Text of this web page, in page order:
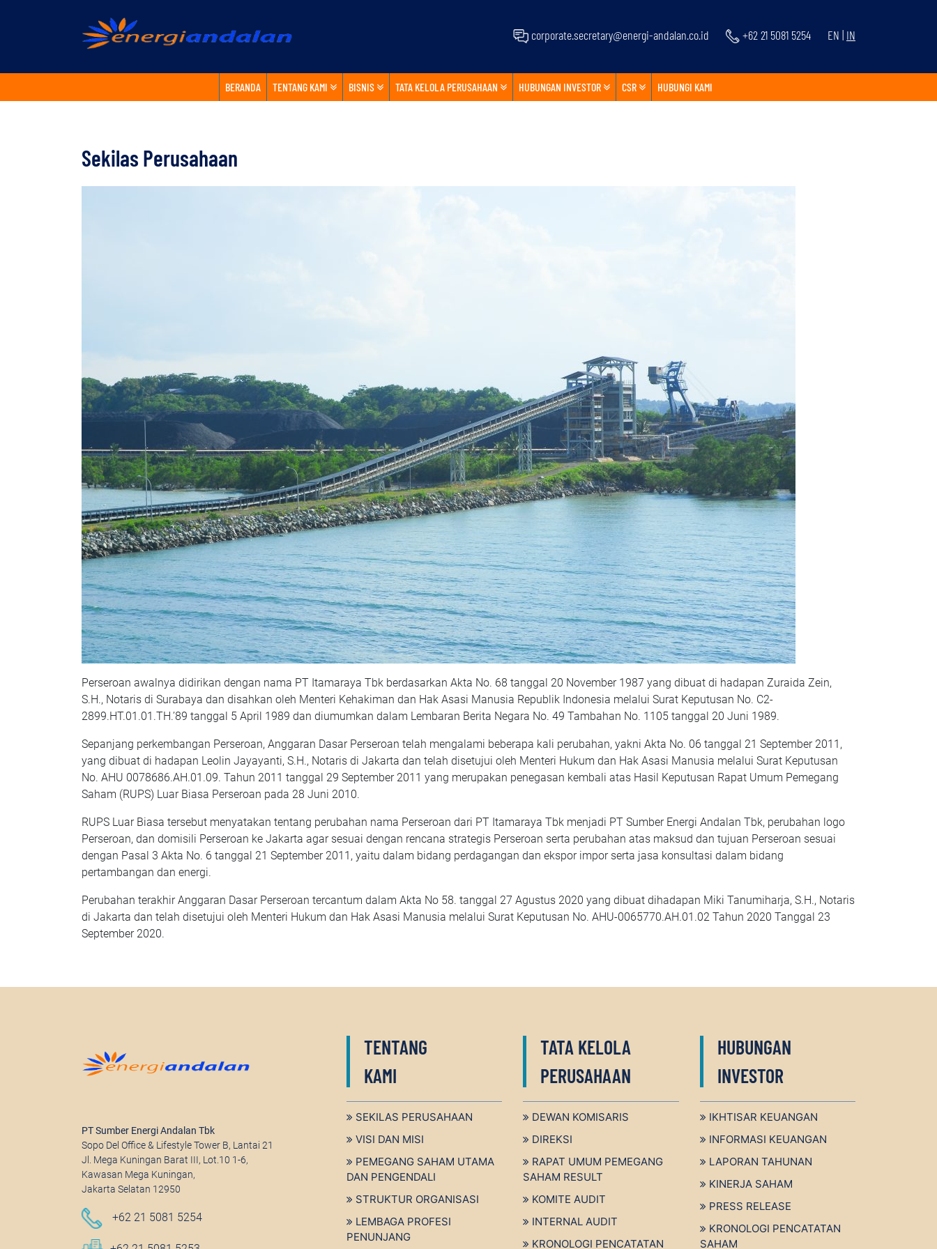
corporate.secretary@energi-andalan.co.id +62 21 5081 5254 EN | IN
BERANDA TENTANG KAMI BISNIS TATA KELOLA PERUSAHAAN HUBUNGAN INVESTOR CSR HUBUNGI KAMI
Sekilas Perusahaan
Perseroan awalnya didirikan dengan nama PT Itamaraya Tbk berdasarkan Akta No. 68 tanggal 20 November 1987 yang dibuat di hadapan Zuraida Zein,
S.H., Notaris di Surabaya dan disahkan oleh Menteri Kehakiman dan Hak Asasi Manusia Republik Indonesia melalui Surat Keputusan No. C2-
2899.HT.01.01.TH.’89 tanggal 5 April 1989 dan diumumkan dalam Lembaran Berita Negara No. 49 Tambahan No. 1105 tanggal 20 Juni 1989.
Sepanjang perkembangan Perseroan, Anggaran Dasar Perseroan telah mengalami beberapa kali perubahan, yakni Akta No. 06 tanggal 21 September 2011,
yang dibuat di hadapan Leolin Jayayanti, S.H., Notaris di Jakarta dan telah disetujui oleh Menteri Hukum dan Hak Asasi Manusia melalui Surat Keputusan
No. AHU 0078686.AH.01.09. Tahun 2011 tanggal 29 September 2011 yang merupakan penegasan kembali atas Hasil Keputusan Rapat Umum Pemegang
Saham (RUPS) Luar Biasa Perseroan pada 28 Juni 2010.
RUPS Luar Biasa tersebut menyatakan tentang perubahan nama Perseroan dari PT Itamaraya Tbk menjadi PT Sumber Energi Andalan Tbk, perubahan logo
Perseroan, dan domisili Perseroan ke Jakarta agar sesuai dengan rencana strategis Perseroan serta perubahan atas maksud dan tujuan Perseroan sesuai
dengan Pasal 3 Akta No. 6 tanggal 21 September 2011, yaitu dalam bidang perdagangan dan ekspor impor serta jasa konsultasi dalam bidang
pertambangan dan energi.
Perubahan terakhir Anggaran Dasar Perseroan tercantum dalam Akta No 58. tanggal 27 Agustus 2020 yang dibuat dihadapan Miki Tanumiharja, S.H., Notaris
di Jakarta dan telah disetujui oleh Menteri Hukum dan Hak Asasi Manusia melalui Surat Keputusan No. AHU-0065770.AH.01.02 Tahun 2020 Tanggal 23
September 2020.
PT Sumber Energi Andalan Tbk
Sopo Del Office & Lifestyle Tower B, Lantai 21
Jl. Mega Kuningan Barat III, Lot.10 1-6,
Kawasan Mega Kuningan,
Jakarta Selatan 12950
+62 21 5081 5254
TENTANG
KAMI
SEKILAS PERUSAHAAN
VISI DAN MISI
PEMEGANG SAHAM UTAMA
DAN PENGENDALI
STRUKTUR ORGANISASI
LEMBAGA PROFESI
PENUNJANG
TATA KELOLA
PERUSAHAAN
DEWAN KOMISARIS
DIREKSI
RAPAT UMUM PEMEGANG
SAHAM RESULT
KOMITE AUDIT
INTERNAL AUDIT
KRONOLOGI PENCATATAN
HUBUNGAN
INVESTOR
IKHTISAR KEUANGAN
INFORMASI KEUANGAN
LAPORAN TAHUNAN
KINERJA SAHAM
PRESS RELEASE
KRONOLOGI PENCATATAN
SAHAM